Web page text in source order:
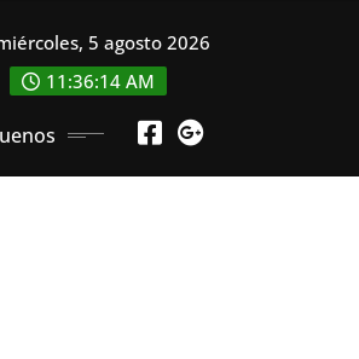
5 agosto 2026
11:36:15 AM